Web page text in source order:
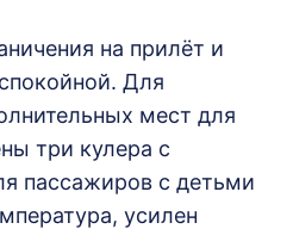
на прилёт и
Для
мест для
три кулера с
пассажиров с детьми
усилен